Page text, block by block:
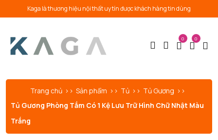
Kaga là thương hiệu nội thất uy tín được khách hàng tin dùng
0 0
Trang chủ Sản phẩm Tủ
Tủ Gương
Tủ Gương Phòng Tắm Có 1 Kệ Lưu Trữ Hình Chữ Nhật Màu
Trắng